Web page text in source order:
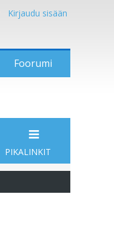
Kirjaudu sisään
Foorumi
PIKALINKIT